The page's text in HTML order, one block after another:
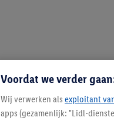
Voordat we verder
Wij verwerken als exploitant
apps (gezamenlijk: "Lidl-